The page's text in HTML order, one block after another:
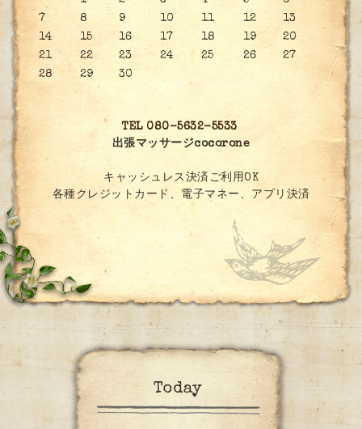
7
8 9 10 11 12
13
14
15 16 17 18 19
20
21
22 23 24 25 26
27
28
29 30
TEL 080-5632-5533
出張マッサージcocorone
キャッシュレス決済ご利用OK
各種クレジットカード、電子マネー、アプリ決済
Today